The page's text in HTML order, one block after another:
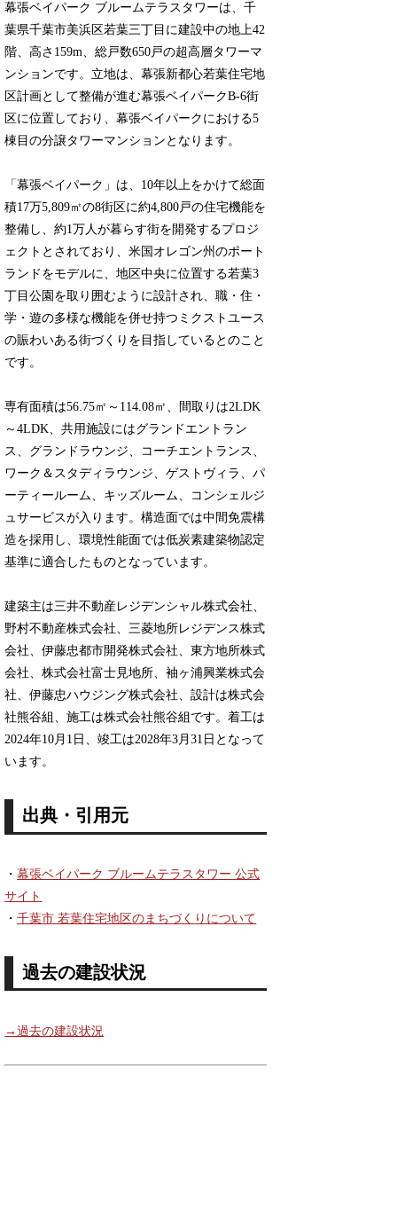
幕張ベイパーク ブルームテラスタワーは、千
葉県千葉市美浜区若葉三丁目に建設中の地上42
階、高さ159m、総戸数650戸の超高層タワーマ
ンションです。立地は、幕張新都心若葉住宅地
区計画として整備が進む幕張ベイパークB-6街
区に位置しており、幕張ベイパークにおける5
棟目の分譲タワーマンションとなります。
「幕張ベイパーク」は、10年以上をかけて総面
積17万5,809㎡の8街区に約4,800戸の住宅機能を
整備し、約1万人が暮らす街を開発するプロジ
ェクトとされており、米国オレゴン州のポート
ランドをモデルに、地区中央に位置する若葉3
丁目公園を取り囲むように設計され、職・住・
学・遊の多様な機能を併せ持つミクストユース
の賑わいある街づくりを目指しているとのこと
です。
専有面積は56.75㎡～114.08㎡、間取りは2LDK
～4LDK、共用施設にはグランドエントラン
ス、グランドラウンジ、コーチエントランス、
ワーク＆スタディラウンジ、ゲストヴィラ、パ
ーティールーム、キッズルーム、コンシェルジ
ュサービスが入ります。構造面では中間免震構
造を採用し、環境性能面では低炭素建築物認定
基準に適合したものとなっています。
建築主は三井不動産レジデンシャル株式会社、
野村不動産株式会社、三菱地所レジデンス株式
会社、伊藤忠都市開発株式会社、東方地所株式
会社、株式会社富士見地所、袖ヶ浦興業株式会
社、伊藤忠ハウジング株式会社、設計は株式会
社熊谷組、施工は株式会社熊谷組です。着工は
2024年10月1日、竣工は2028年3月31日となって
います。
出典・引用元
・幕張ベイパーク ブルームテラスタワー 公式
サイト
・千葉市 若葉住宅地区のまちづくりについて
過去の建設状況
→過去の建設状況